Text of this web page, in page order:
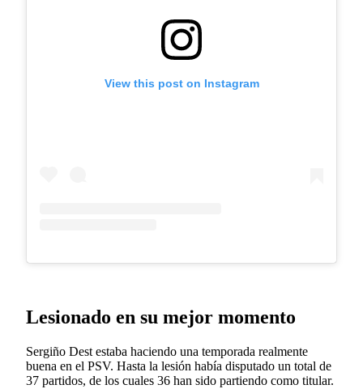
View this post on Instagram
Lesionado en su mejor momento
Sergiño Dest estaba haciendo una temporada realmente
buena en el PSV. Hasta la lesión había disputado un total de
37 partidos, de los cuales 36 han sido partiendo como titular.